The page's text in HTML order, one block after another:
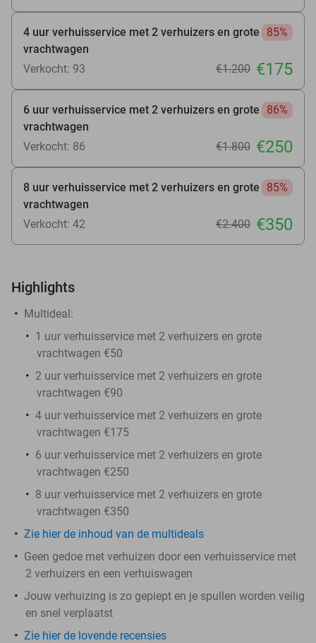
4 uur verhuisservice met 2 verhuizers en grote
vrachtwagen
85%
Verkocht: 93 €1.200 €175
6 uur verhuisservice met 2 verhuizers en grote
vrachtwagen
86%
Verkocht: 86 €1.800 €250
8 uur verhuisservice met 2 verhuizers en grote
vrachtwagen
85%
Verkocht: 42 €2.400 €350
Highlights
Multideal:
1 uur verhuisservice met 2 verhuizers en grote
vrachtwagen €50
2 uur verhuisservice met 2 verhuizers en grote
vrachtwagen €90
4 uur verhuisservice met 2 verhuizers en grote
vrachtwagen €175
6 uur verhuisservice met 2 verhuizers en grote
vrachtwagen €250
8 uur verhuisservice met 2 verhuizers en grote
vrachtwagen €350
Zie hier de inhoud van de multideals
Geen gedoe met verhuizen door een verhuisservice met
2 verhuizers en een verhuiswagen
Jouw verhuizing is zo gepiept en je spullen worden veilig
en snel verplaatst
Zie hier de lovende recensies